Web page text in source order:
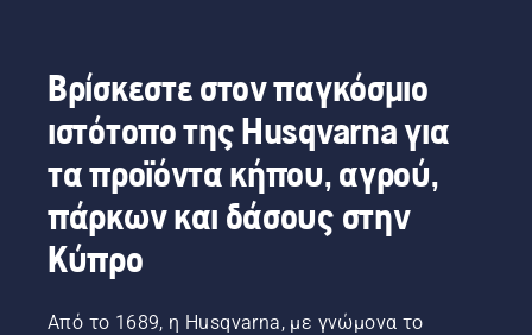
Βρίσκεστε στον παγκόσμιο
ιστότοπο της Husqvarna για
τα προϊόντα κήπου, αγρού,
πάρκων και δάσους στην
Κύπρο
Από το 1689, η Husqvarna, με γνώμονα το